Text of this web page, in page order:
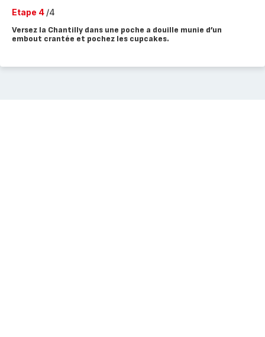
Etape 4 /4
Versez la Chantilly dans une poche a douille munie d’un
embout crantée et pochez les cupcakes.